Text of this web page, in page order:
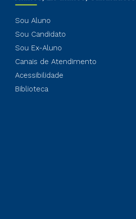
Sou Aluno
Sou Candidato
Sou Ex-Aluno
Canais de Atendimento
Acessibilidade
Biblioteca